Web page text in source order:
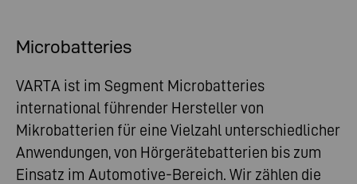
Microbatteries
VARTA ist im Segment Microbatteries
international führender Hersteller von
Mikrobatterien für eine Vielzahl unterschiedlicher
Anwendungen, von Hörgerätebatterien bis zum
Einsatz im Automotive-Bereich. Wir zählen die